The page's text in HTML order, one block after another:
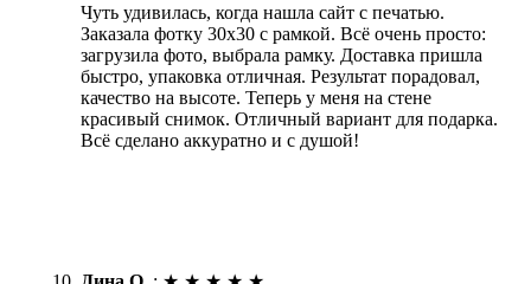
Чуть удивилась, когда нашла сайт с печатью.
Заказала фотку 30х30 с рамкой. Всё очень просто:
загрузила фото, выбрала рамку. Доставка пришла
быстро, упаковка отличная. Результат порадовал,
качество на высоте. Теперь у меня на стене
красивый снимок. Отличный вариант для подарка.
Всё сделано аккуратно и с душой!